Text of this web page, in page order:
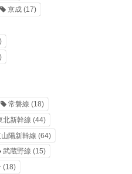
京成(17)
常磐線 (18)
北新幹線 (44)
陽新幹線 (64)
武蔵野線 (15)
(18)